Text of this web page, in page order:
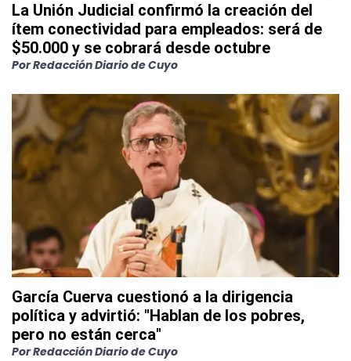
La Unión Judicial confirmó la creación del
ítem conectividad para empleados: será de
$50.000 y se cobrará desde octubre
PorRedacción Diario de Cuyo
García Cuerva cuestionó a la dirigencia
política y advirtió: "Hablan de los pobres,
pero no están cerca"
PorRedacción Diario de Cuyo